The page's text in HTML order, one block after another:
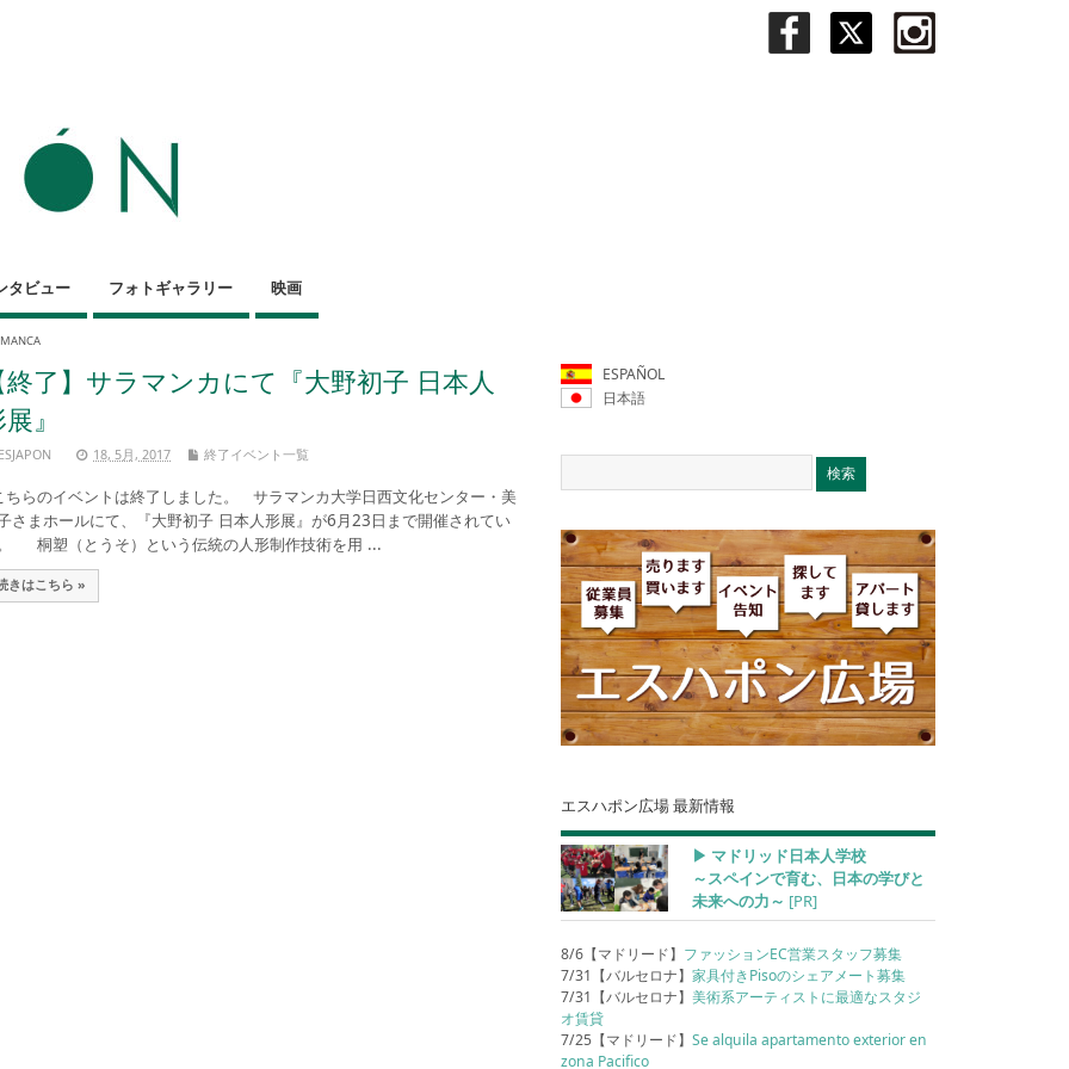
タビュー フォトギャラリー 映画
終了】サラマンカにて『大野初子 日本人
』
18, 5月, 2017 終了イベント一覧
らのイベントは終了しました。 サラマンカ大学日西文化センター・美
さまホールにて、『大野初子 日本人形展』が6月23日まで開催されてい
桐塑（とうそ）という伝統の人形制作技術を用 ...
きはこちら »
ESPAÑOL
日本語
エスハポン広場 最新情報
▶︎ マドリッド日本人学校
～スペインで育む、日本の学びと
未来への力～ [PR]
8/6【マドリード】 ファッションEC営業スタッフ募集
7/31【バルセロナ】家具付きPisoのシェアメート募集
7/31【バルセロナ】美術系アーティストに最適なスタジ
オ賃貸
7/25【マドリード】Se alquila apartamento exterior en
zona Pacifico